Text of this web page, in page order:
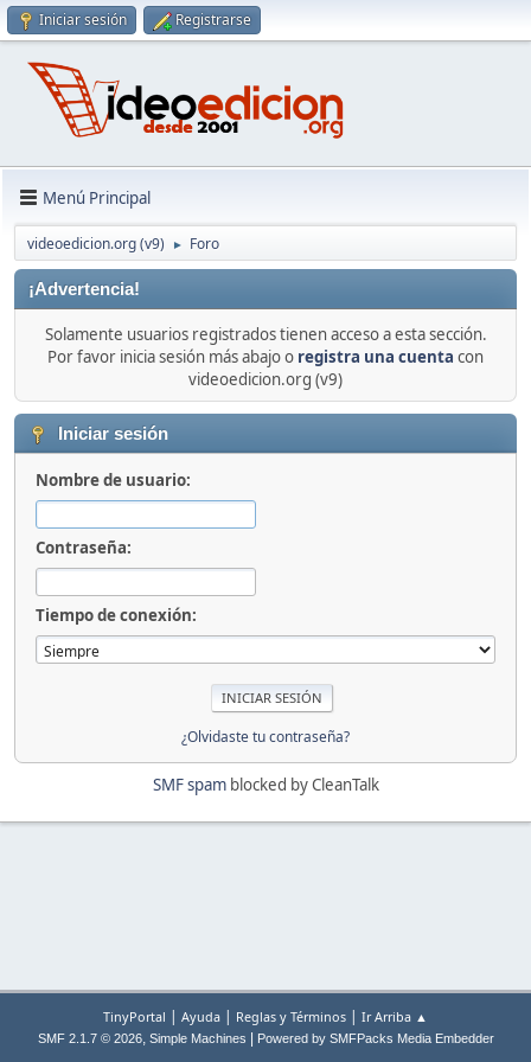
Iniciar sesión Registrarse
Menú Principal
videoedicion.org (v9) ► Foro
¡Advertencia!
Solamente usuarios registrados tienen acceso a esta sección.
Por favor inicia sesión más abajo o registra una cuenta con
videoedicion.org (v9)
Iniciar sesión
Nombre de usuario:
Contraseña:
Tiempo de conexión:
¿Olvidaste tu contraseña?
SMF spamblocked by CleanTalk
TinyPortal | Ayuda | Reglas y Términos | Ir Arriba ▲
SMF 2.1.7 © 2026, Simple Machines Powered by SMFPacks Media Embedder